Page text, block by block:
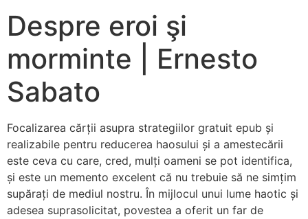
Despre eroi şi
morminte | Ernesto
Sabato
Focalizarea cărții asupra strategiilor gratuit epub și
realizabile pentru reducerea haosului și a amestecării
este ceva cu care, cred, mulți oameni se pot identifica,
și este un memento excelent că nu trebuie să ne simțim
supărați de mediul nostru. În mijlocul unui lume haotic și
adesea suprasolicitat, povestea a oferit un far de